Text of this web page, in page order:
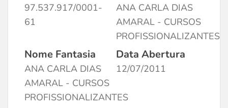
97.537.917/0001-
61
ANA CARLA DIAS
AMARAL - CURSOS
PROFISSIONALIZANTES
Nome Fantasia
ANA CARLA DIAS
AMARAL - CURSOS
PROFISSIONALIZANTES
Data Abertura
12/07/2011